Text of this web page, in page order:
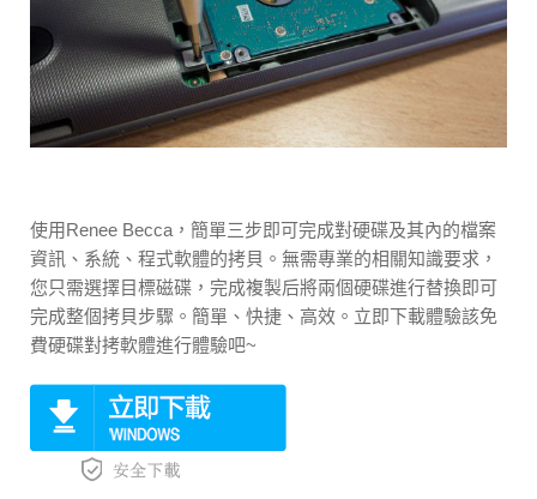
使用Renee Becca，簡單三步即可完成對硬碟及其內的檔案
資訊、系統、程式軟體的拷貝。無需專業的相關知識要求，
您只需選擇目標磁碟，完成複製后將兩個硬碟進行替換即可
完成整個拷貝步驟。簡單、快捷、高效。立即下載體驗該免
費硬碟對拷軟體進行體驗吧~